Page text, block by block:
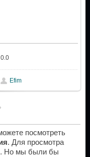
0.0
Efim
посмотреть
. Для просмотра
Но мы были бы